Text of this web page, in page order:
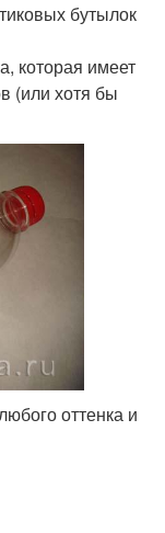
бутылок
которая имеет
(или хотя бы
оттенка и